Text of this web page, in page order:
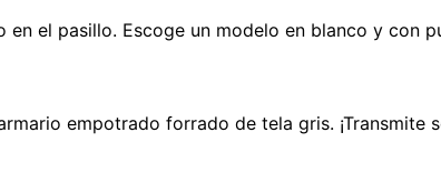
el pasillo. Escoge un modelo en blanco y con
empotrado forrado de tela gris. ¡Transmite